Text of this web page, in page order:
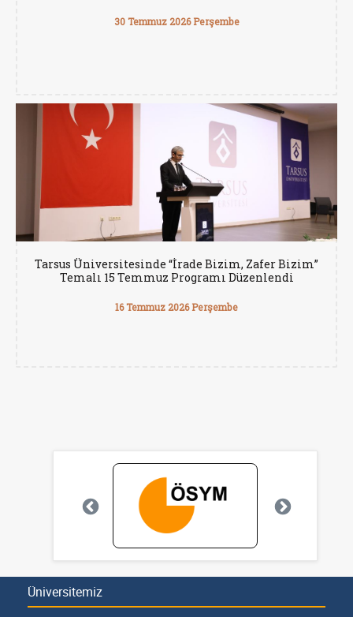
30 Temmuz 2026 Perşembe
Tarsus Üniversitesinde “İrade Bizim, Zafer Bizim”
Temalı 15 Temmuz Programı Düzenlendi
16 Temmuz 2026 Perşembe
Üniversitemiz